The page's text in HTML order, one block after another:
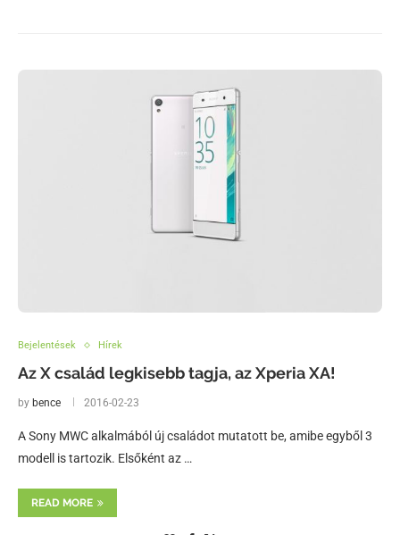
Bejelentések Hírek
Az X család legkisebb tagja, az Xperia XA!
by bence 2016-02-23
A Sony MWC alkalmából új családot mutatott be, amibe egyből 3
modell is tartozik. Elsőként az …
READ MORE